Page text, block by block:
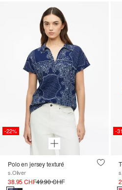
-22%
Polo en jersey texturé
s.Oliver
38.95 CHF49.90 CHF
-